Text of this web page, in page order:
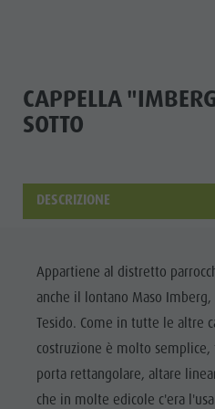
MALGHE &
GASTRONOMIA
PASSO STALLE
PLAN DE
CORONES
Malghe & rifugi
Passo Stalle
FAMIGLIA & BAMBINI
Famiglia e Bambini
Parco ricreativo Rasun di
Bosco con giochi d'acqua
Arrampicare
Jogging
Escursioni & Alpinismo
Bici
Skiroll
Nordic Walking
Ricerca alloggi
Guestnet
Vivere la sostenibilità
Webcams
Meteo
Imposta di sogggiorno
Eventi
Lago di Anterselva
Bosco con giochi d'acqua
Sentiero del Tränkabachl
Passo Stalle & Lago Obersee
Escursioni avventura d'acqua
Alto Adige Refill
CAPPELLA
SOTTO
DESCRIZIONE
Appartiene al distretto
anche il lontano Maso Imberg,
Tesido. Come in tutte le altre
costruzione è molto
porta rettangolare, altare
che in molte edicole c'era